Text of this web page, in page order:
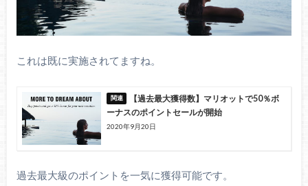
これは既に実施されてますね。
【過去最大獲得数】マリオットで50％ボ
ーナスのポイントセールが開始
2020年9月20日
過去最大級のポイントを一気に獲得可能です。